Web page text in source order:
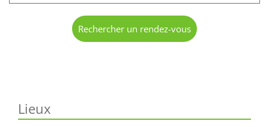
Rechercher un rendez-vous
Lieux